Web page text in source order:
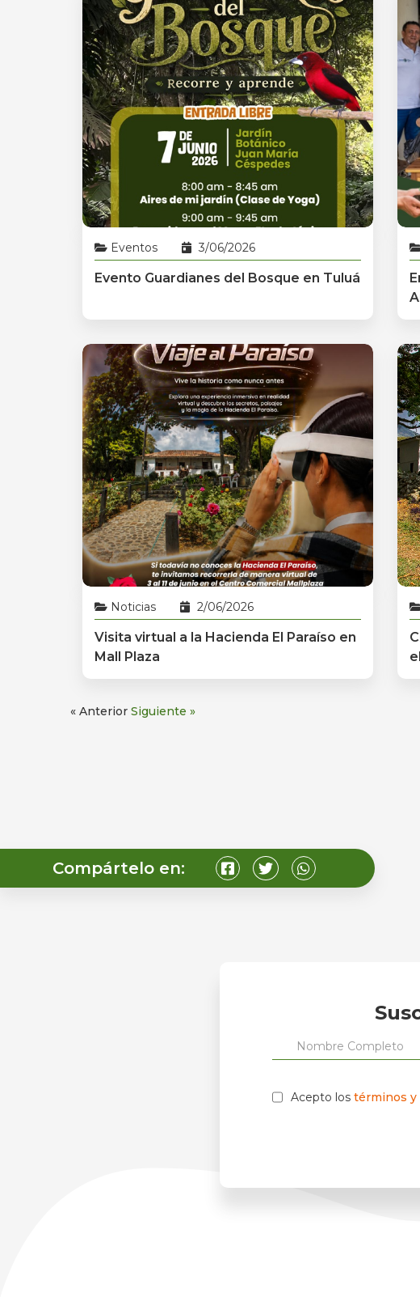
Eventos 3/06/2026
Evento Guardianes del Bosque en Tuluá
Noticias 2/06/2026
Visita virtual a la Hacienda El Paraíso en
Mall Plaza
« Anterior Siguiente »
Compártelo en:
Acepto los términos y